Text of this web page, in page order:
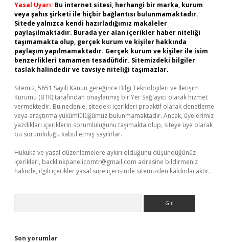
Yasal Uyarı: Bu internet sitesi, herhangi bir marka, kurum
veya şahıs şirketi ile hiçbir bağlantısı bulunmamaktadır.
Sitede yalnızca kendi hazırladığımız makaleler
paylaşılmaktadır. Burada yer alan içerikler haber niteliği
taşımamakta olup, gerçek kurum ve kişiler hakkında
paylaşım yapılmamaktadır. Gerçek kurum ve kişiler ile isim
benzerlikleri tamamen tesadüfidir. Sitemizdeki bilgiler
taslak halindedir ve tavsiye niteliği taşımazlar.
Sitemiz, 5651 Sayılı Kanun gereğince Bilgi Teknolojileri ve İletişim
Kurumu (BTK) tarafından onaylanmış bir Yer Sağlayıcı olarak hizmet
vermektedir. Bu nedenle, sitedeki içerikleri proaktif olarak denetleme
veya araştırma yükümlülüğümüz bulunmamaktadır. Ancak, üyelerimiz
yazdıkları içeriklerin sorumluluğunu taşımakta olup, siteye üye olarak
bu sorumluluğu kabul etmiş sayılırlar.
Hukuka ve yasal düzenlemelere aykırı olduğunu düşündüğünüz
içerikleri, backlinkpanelicomtr@gmail.com adresine bildirmeniz
halinde, ilgili içerikler yasal süre içerisinde sitemizden kaldırılacaktır.
Son yorumlar